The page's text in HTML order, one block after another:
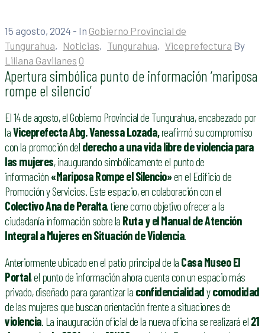
15 agosto, 2024 - In Gobierno Provincial de
Tungurahua‚ Noticias‚ Tungurahua‚ Viceprefectura By
Liliana Gavilanes 0
Apertura simbólica punto de información ‘mariposa
rompe el silencio’
El 14 de agosto, el Gobierno Provincial de Tungurahua, encabezado por
laViceprefecta Abg. Vanessa Lozada,reafirmó su compromiso
con la promoción del derecho a una vida libre de violencia para
las mujeres, inaugurando simbólicamente el punto de
información «Mariposa Rompe el Silencio»en el Edificio de
Promoción y Servicios. Este espacio, en colaboración con el
Colectivo Ana de Peralta, tiene como objetivo ofrecer a la
ciudadanía información sobre la Ruta y el Manual de Atención
Integral a Mujeres en Situación de Violencia.
Anteriormente ubicado en el patio principal de la Casa Museo El
Portal, el punto de información ahora cuenta con un espacio más
privado, diseñado para garantizar la confidencialidadycomodidad
de las mujeres que buscan orientación frente a situaciones de
violencia. La inauguración oficial de la nueva oficina se realizará el 21